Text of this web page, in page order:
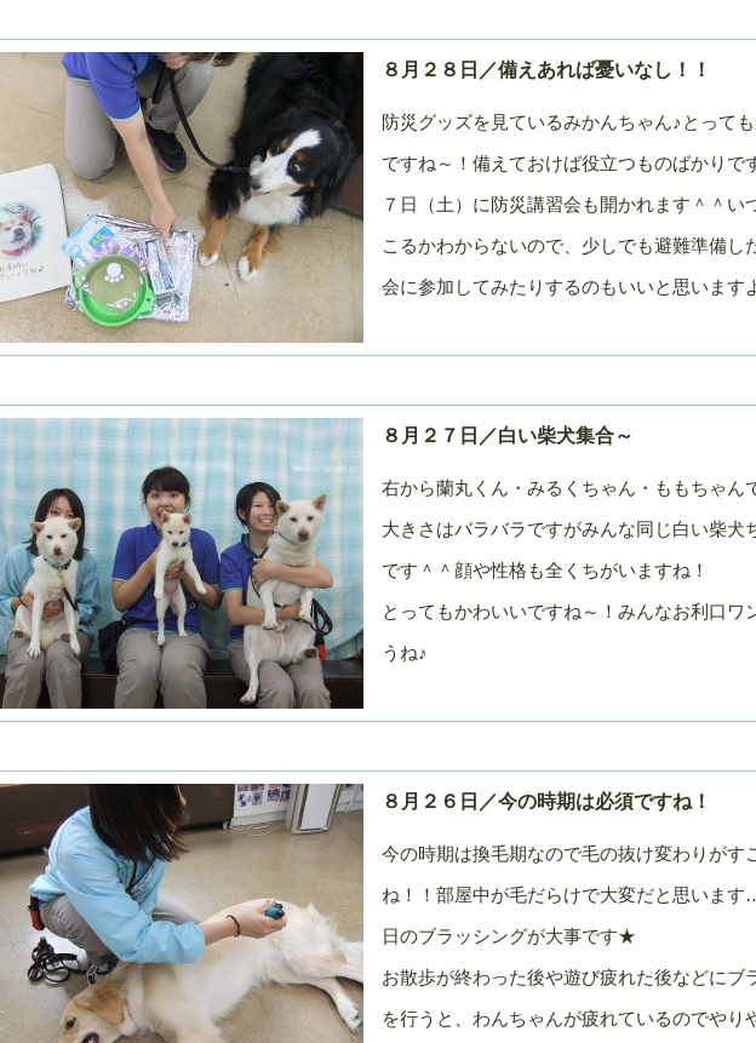
１４年／７
２０１４年／６
月
２０１４年／５
２０１４年／４
月
２０１４年／３
月
２０１４年
４年／１
２０１３年／１
２月
２０１３年／１
１月
２０１３年／１
２０１３年／９
２０１３年
１３年／７
２０１３年／６
月
２０１３年／５
月
２０１３年／４
月
２０１３年／３
月
２０１３年
月
１３年／１
２０１２年／１
２月
２０１２年／１
１月
０月
月
月
１２年／７
２０１２年／６
月
２０１２年／５
月
２０１２年／４
２０１２年／３
２０１２年
１２年／１
２０１１年／１
２月
２０１１年／１
１月
０月
月
月
月
月
１１年／１
２０１０年／１
２０１０年／１
２０１０年／１
２０１０年／９
１０年／７
２０１０年／６
月
２０１０年／５
月
月
８月２８日／備えあれば憂いなし！！
防災グッズを見ているみかんちゃん♪とって
ですね～！備えておけば役立つものばかりで
７日（土）に防災講習会も開かれます＾＾い
こるかわからないので、少しでも避難準備し
会に参加してみたりするのもいいと思います
８月２７日／白い柴犬集合～
右から蘭丸くん・みるくちゃん・ももちゃ
大きさはバラバラですがみんな同じ白い柴犬
です＾＾顔や性格も全くちがいますね！
とってもかわいいですね～！みんなお利口ワ
うね♪
８月２６日／今の時期は必須ですね！
今の時期は換毛期なので毛の抜け変わりがす
ね！！部屋中が毛だらけで大変だと思いま
日のブラッシングが大事です★
お散歩が終わった後や遊び疲れた後などにブ
を行うと、わんちゃんが疲れているのでやり